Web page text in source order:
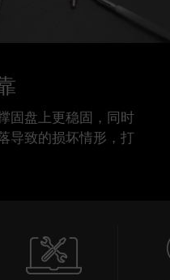
固盘上更稳固，同时
导致的损坏情形，打